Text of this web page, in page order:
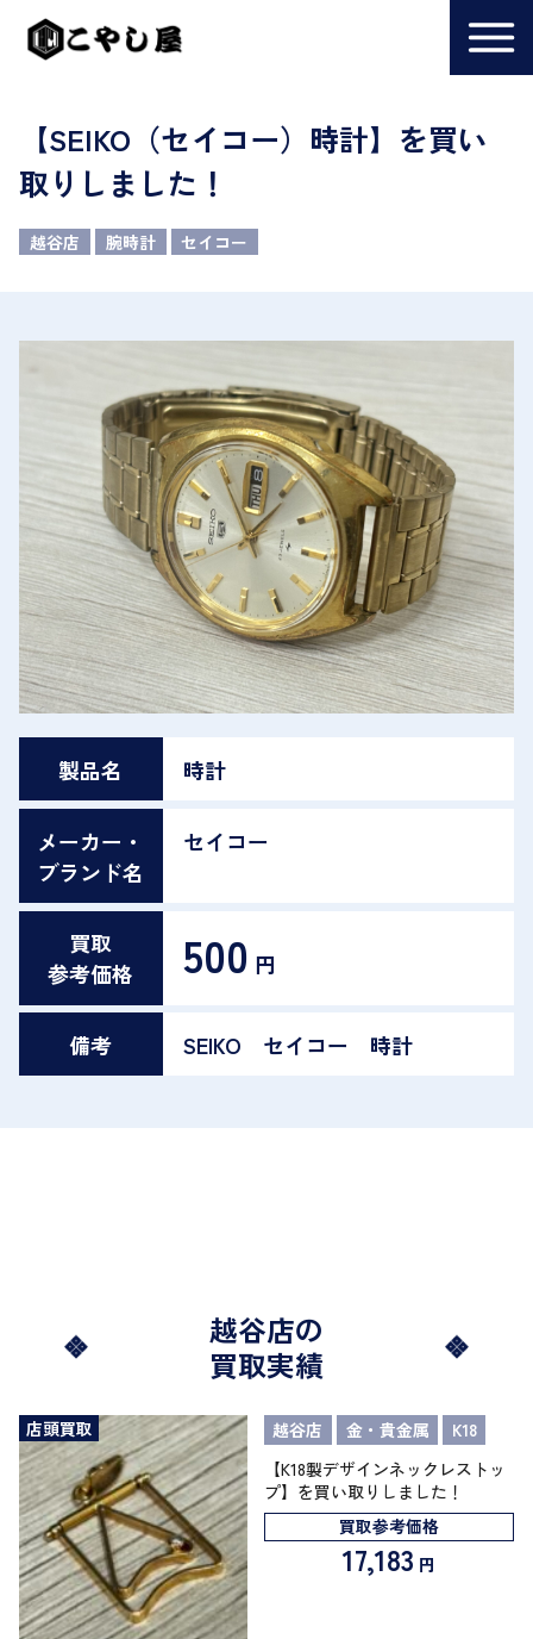
【SEIKO（セイコー）時計】を買い
取りしました！
越谷店 腕時計 セイコー
製品名 時計
メーカー・
ブランド名
セイコー
買取
参考価格
500 円
備考 SEIKO セイコー 時計
越谷店の
買取実績
店頭買取 越谷店 金・貴金属
K18
【K18製デザインネックレストッ
プ】を買い取りしました！
買取参考価格
17,183 円